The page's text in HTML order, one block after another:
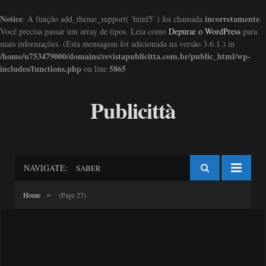
Notice: A função add_theme_support( 'html5' ) foi chamada incorretamente.
Você precisa passar um array de tipos. Leia como Depurar o WordPress para
mais informações. (Esta mensagem foi adicionada na versão 3.6.1.) in
/home/u753479000/domains/revistapublicitta.com.br/public_html/wp-
includes/functions.php on line 5865
Publicittà
NAVIGATE: SABER
Home » (Page 27)